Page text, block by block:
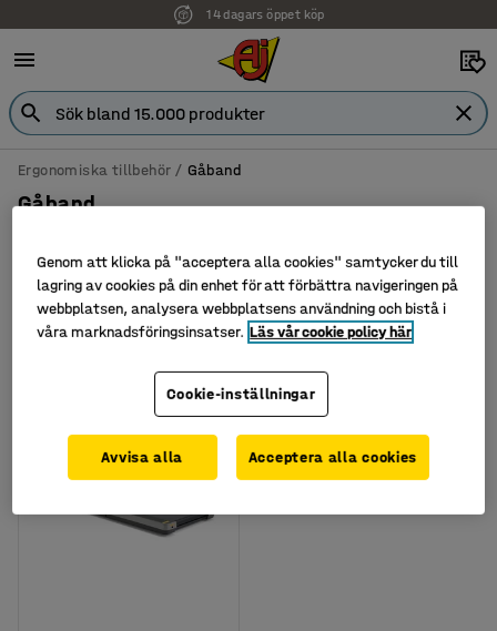
14 dagars öppet köp
Ergonomiska tillbehör Gåband
Gåband
Filtrera Sortera
Nyhet
Genom att klicka på "acceptera alla cookies" samtycker du till
lagring av cookies på din enhet för att förbättra navigeringen på
webbplatsen, analysera webbplatsens användning och bistå i
våra marknadsföringsinsatser. Läs vår cookie policy här
Cookie-inställningar
Avvisa alla Acceptera alla cookies